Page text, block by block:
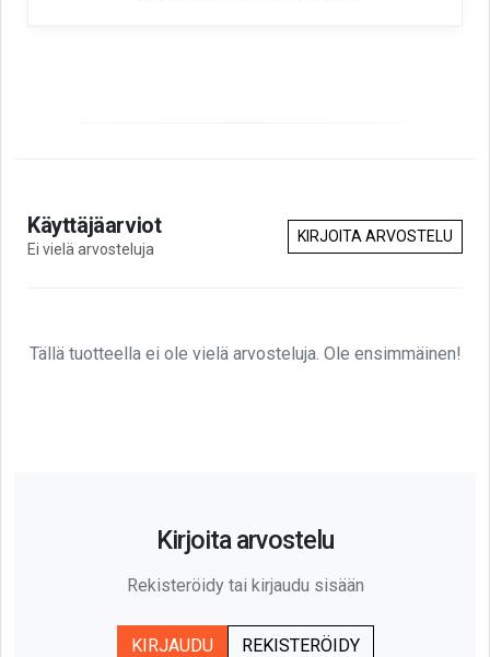
Käyttäjäarviot
Ei vielä arvosteluja
KIRJOITA ARVOSTELU
Tällä tuotteella ei ole vielä arvosteluja. Ole ensimmäinen!
Kirjoita arvostelu
Rekisteröidy tai kirjaudu sisään
KIRJAUDU REKISTERÖIDY